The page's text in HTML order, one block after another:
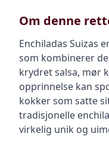
Om denne
Enchiladas Suizas
som kombinerer
krydret salsa, mør
opprinnelse kan
kokker som satte
tradisjonelle
virkelig unik og